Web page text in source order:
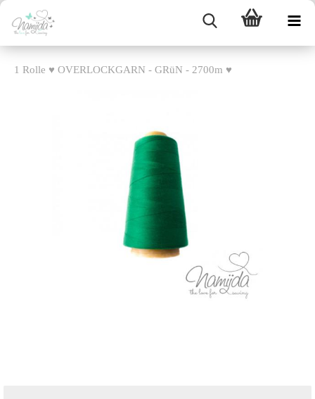
1 Rolle ♥ OVERLOCKGARN - GRüN - 2700m ♥